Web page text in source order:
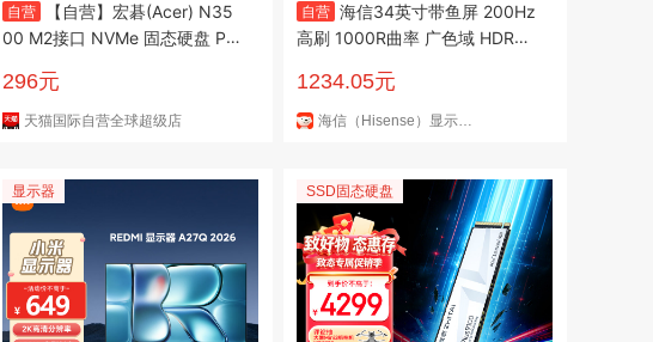
自营
【自营】宏碁(Acer) N35
00 M2接口 NVMe 固态硬盘 PC
296元
天猫国际自营全球超级店
自营 海信34英寸带鱼屏 200Hz
高刷 1000R曲率 广色域 HDR40
器 34G6K
1234.05元
海信（Hisense）显示器京东自营旗舰店
显示器 SSD固态硬盘